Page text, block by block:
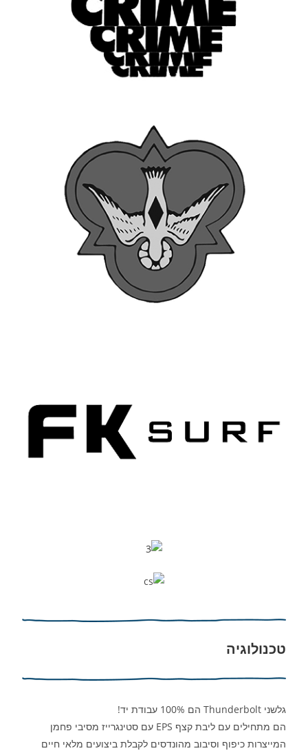
טכנולוגיה
גלשני Thunderbolt הם 100% עבודת יד!
הם מתחילים עם ליבת קצף EPS עם סטינגרייז מסיבי פחמן
המייצרות כיפוף וסיבוב מהונדסים לקבלת ביצועים מלאי חיים